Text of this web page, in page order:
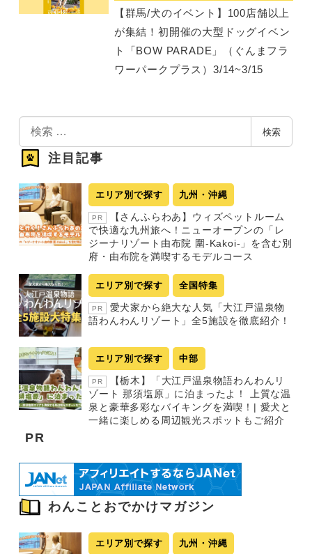
【群馬/犬のイベント】100店舗以上
が集結！初開催の大型ドッグイベン
ト「BOW PARADE」（ぐんまフラ
ワーパークプラス）3/14~3/15
索
検索
注目記事
エリア別で探す 九州・沖縄
PR
【さんふらわあ】ウィズペットルーム
で快適な九州旅へ！ニューオープンの「レ
ジーナリゾート由布院 圍-Kakoi-」を含む別
府・由布院を満喫するモデルコース
エリア別で探す 全国特集
PR
愛犬家から絶大な人気「大江戸温泉物
語わんわんリゾート」全5施設を徹底紹介！
エリア別で探す 中部
PR
【栃木】「大江戸温泉物語わんわんリ
ゾート 那須塩原」に泊まったよ！ 上質な温
泉と豪華多彩なバイキングを満喫！| 愛犬と
一緒に楽しめる周辺観光スポットもご紹介
PR
わんことおでかけマガジン
エリア別で探す 九州・沖縄